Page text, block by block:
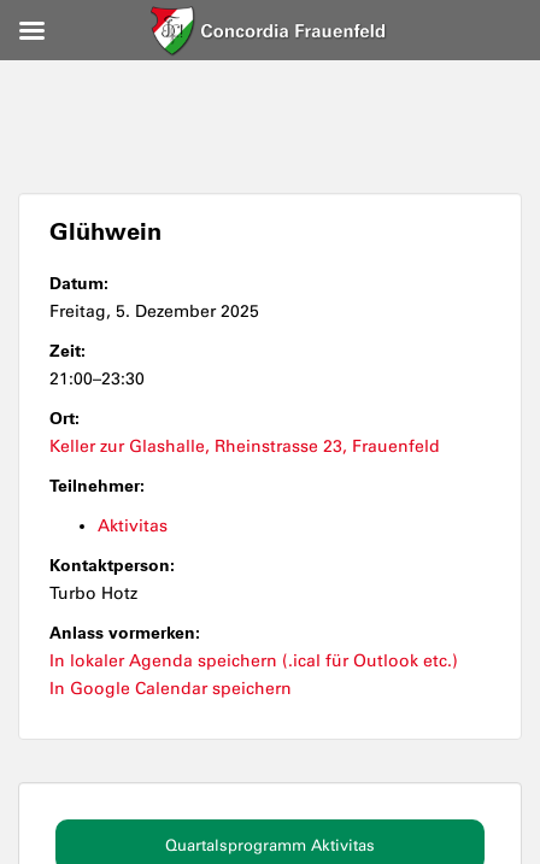
Glühwein
Datum:
Freitag, 5. Dezember 2025
Zeit:
21:00–23:30
Ort:
Keller zur Glashalle, Rheinstrasse 23, Frauenfeld
Teilnehmer:
Aktivitas
Kontaktperson:
Turbo Hotz
Anlass vormerken:
In lokaler Agenda speichern (.ical für Outlook etc.)
In Google Calendar speichern
Quartalsprogramm Aktivitas